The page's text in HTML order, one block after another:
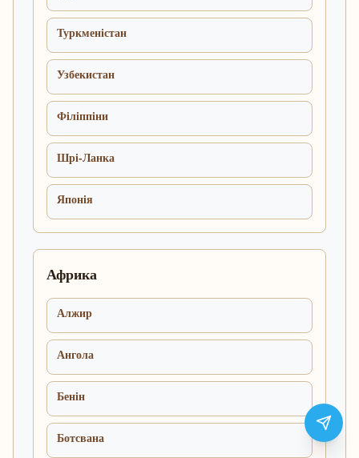
Туркменістан
Узбекистан
Філіппіни
Шрі-Ланка
Японія
Африка
Алжир
Ангола
Бенін
Ботсвана